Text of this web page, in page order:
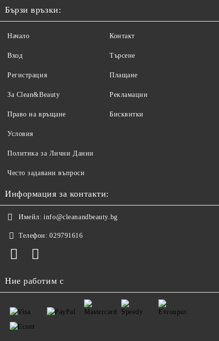
Бързи връзки:
Начало
Вход
Регистрация
За Clean&Beauty
Контакт
Търсене
Плащане
Рекламации
Право на връщане
Условия
Политика за Лични Данни
Често задавани въпроси
Бисквитки
Информация за контакти:
Имейл: info@cleanandbeauty.bg
Телефон: 029791616
Ние работим с